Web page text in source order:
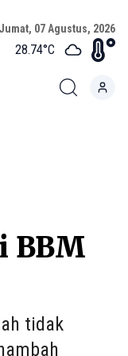
Jumat, 07 Agustus, 2026
28.74°C
BBM
tidak